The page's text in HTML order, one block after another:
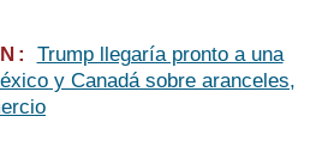
Trump llegaría pronto a una
y Canadá sobre aranceles,